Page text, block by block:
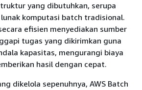
yang dibutuhkan, serupa
komputasi batch tradisional.
efisien menyediakan sumber
tugas yang dikirimkan guna
kapasitas, mengurangi biaya
hasil dengan cepat.
dikelola sepenuhnya, AWS Batch